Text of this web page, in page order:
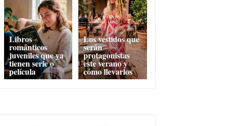
Libros
románticos
juveniles que ya
tienen serie o
película
Los vestidos que
serán
protagonistas
este verano y
cómo llevarlos